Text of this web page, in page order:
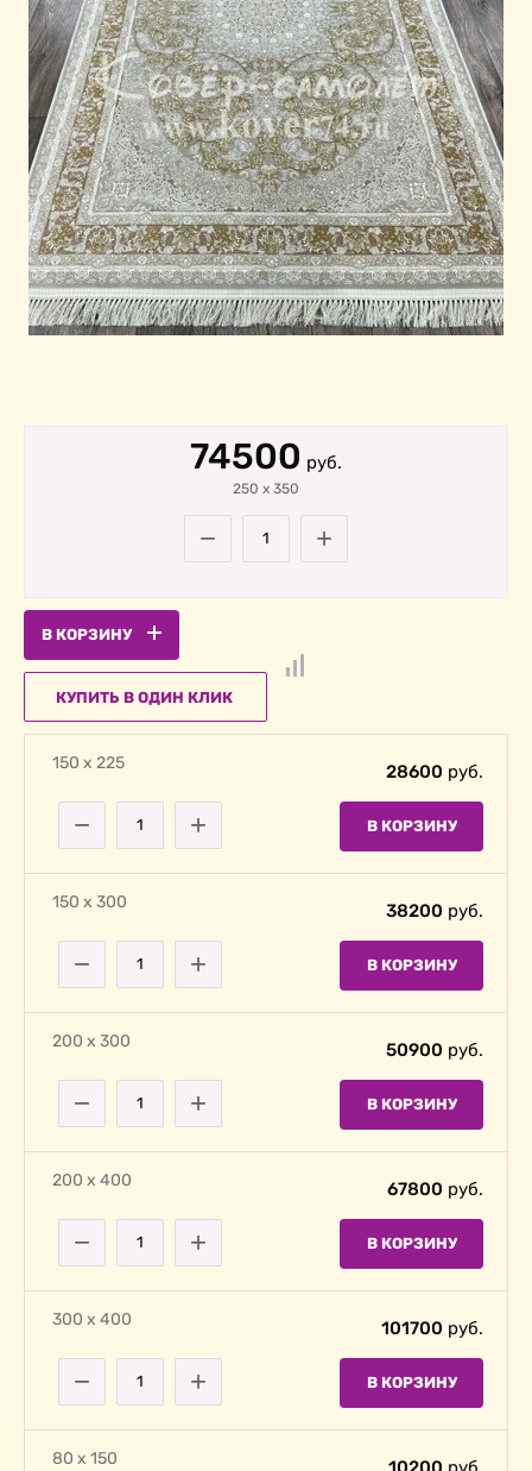
74500 руб.
250 х 350
− +
В КОРЗИНУ
КУПИТЬ В ОДИН КЛИК
150 х 225 28600 руб.
− + В КОРЗИНУ
150 х 300 38200 руб.
− + В КОРЗИНУ
200 х 300 50900 руб.
− + В КОРЗИНУ
200 х 400 67800 руб.
− + В КОРЗИНУ
300 х 400 101700 руб.
− + В КОРЗИНУ
80 х 150